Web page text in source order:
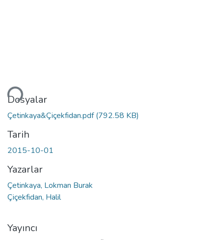
Dosyalar
Çetinkaya&Çiçekfidan.pdf(792.58 KB)
Tarih
2015-10-01
Yazarlar
Çetinkaya, Lokman Burak
Çiçekfidan, Halil
Yayıncı